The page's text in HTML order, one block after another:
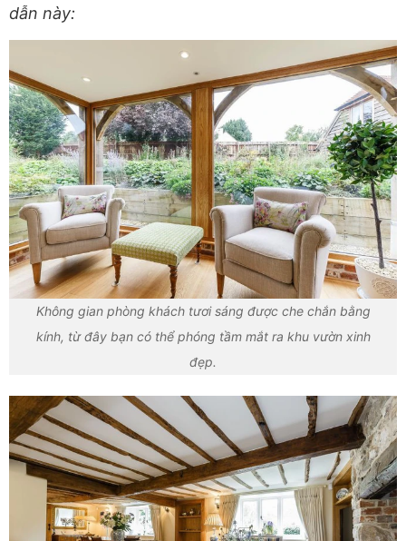
dẫn này:
Không gian phòng khách tươi sáng được che chắn bằng
kính, từ đây bạn có thể phóng tầm mắt ra khu vườn xinh
đẹp.